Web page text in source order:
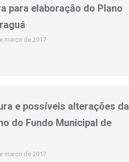
para elaboração do Plano
março de 2017
e possíveis alterações da
do Fundo Municipal de
março de 2017